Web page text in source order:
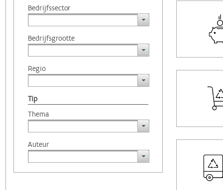
Bedrijfssector
Bedrijfsgrootte
Regio
Tip
Thema
Auteur